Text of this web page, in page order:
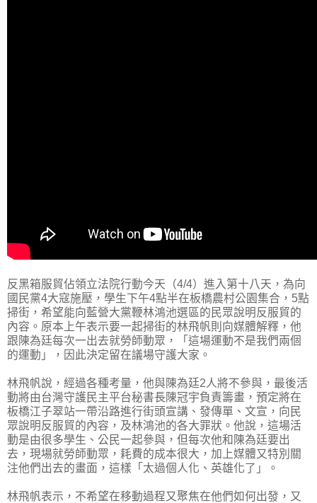
反黑箱服貿佔領立法院行動今天（4/4）進入第十八天，為向
國民黨4大寇施壓，學生下午4點半在板橋農村公園集合，5點
掃街，希望能向藍營大黨鞭林鴻池選區的民眾說明反服貿的
內容。原本上午表示要一起掃街的林飛帆則向媒體解釋，他
跟陳為廷每次一出去就勞師動眾，「這場運動不是我們兩個
的運動」，因此決定留在議場守護大家。
林飛帆說，經過各種考量，他與陳為廷2人將不參與，最後活
動將由台灣守護民主平台秘書長陳冠宇負責籌畫，預定將在
板橋江子翠站一帶沿路進行街頭宣講、發傳單、文宣，向民
眾說明反服貿的內容，及林鴻池的各大罪狀。他說，這場活
動是由很多學生、公民一起參與，但每次他和陳為廷要出
去，現場就勞師動眾，耗費的成本很大，加上媒體又特別關
注他們出去的畫面，這樣「太過個人化、英雄化了」。
林飛帆表示，不希望在移動過程又聚焦在他們如何出發，又